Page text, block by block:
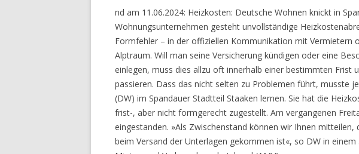
nd am 11.06.2024: Heizkosten: Deutsche Wohnen knickt in
Wohnungsunternehmen gesteht unvollständige
Formfehler – in der offiziellen Kommunikation mit Vermietern
Alptraum. Will man seine Versicherung kündigen oder eine
einlegen, muss dies allzu oft innerhalb einer bestimmten Frist
passieren. Dass das nicht selten zu Problemen führt, musste
(DW) im Spandauer Stadtteil Staaken lernen. Sie hat die
frist-, aber nicht formgerecht zugestellt. Am vergangenen
eingestanden. »Als Zwischenstand können wir Ihnen mitteilen,
beim Versand der Unterlagen gekommen ist«, so DW in